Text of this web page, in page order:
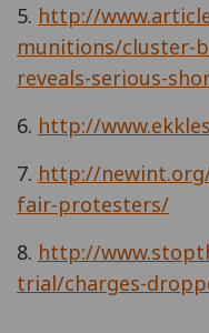
5. http://
munitions/cluster-
reveals-serious-
6. http://
7. http://
fair-protesters/
8. http://
trial/charges-